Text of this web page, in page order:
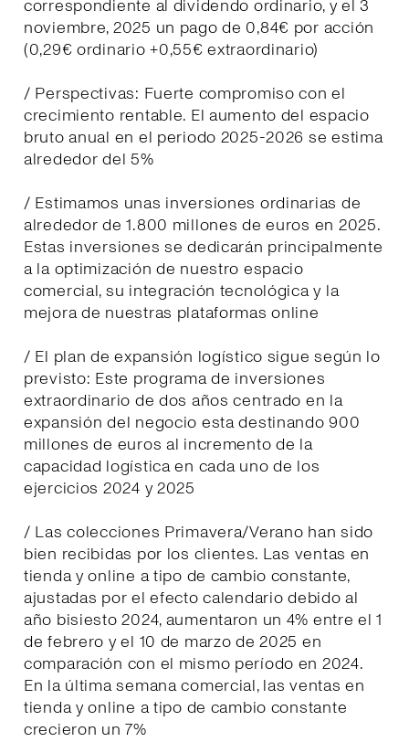
correspondiente al dividendo ordinario, y el 3
noviembre, 2025 un pago de 0,84€ por acción
(0,29€ ordinario +0,55€ extraordinario)
/ Perspectivas: Fuerte compromiso con el
crecimiento rentable. El aumento del espacio
bruto anual en el periodo 2025-2026 se estima
alrededor del 5%
/ Estimamos unas inversiones ordinarias de
alrededor de 1.800 millones de euros en 2025.
Estas inversiones se dedicarán principalmente
a la optimización de nuestro espacio
comercial, su integración tecnológica y la
mejora de nuestras plataformas online
/ El plan de expansión logístico sigue según lo
previsto: Este programa de inversiones
extraordinario de dos años centrado en la
expansión del negocio esta destinando 900
millones de euros al incremento de la
capacidad logística en cada uno de los
ejercicios 2024 y 2025
/ Las colecciones Primavera/Verano han sido
bien recibidas por los clientes. Las ventas en
tienda y online a tipo de cambio constante,
ajustadas por el efecto calendario debido al
año bisiesto 2024, aumentaron un 4% entre el 1
de febrero y el 10 de marzo de 2025 en
comparación con el mismo período en 2024.
En la última semana comercial, las ventas en
tienda y online a tipo de cambio constante
crecieron un 7%